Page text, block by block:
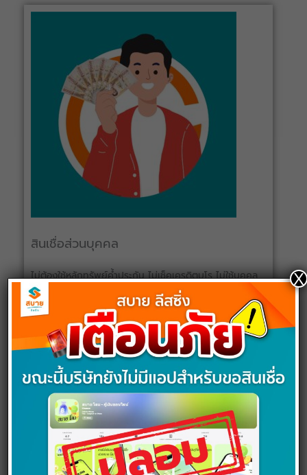
สินเชื่อส่วนบุคคล
ไม่ต้องใช้หลักทรัพย์ค้ำประกัน ไม่เช็คเครดิตบูโร ไม่ใช้บุคคล
ค้ำประกัน ไม่มีค่าธรรมเนียม
X